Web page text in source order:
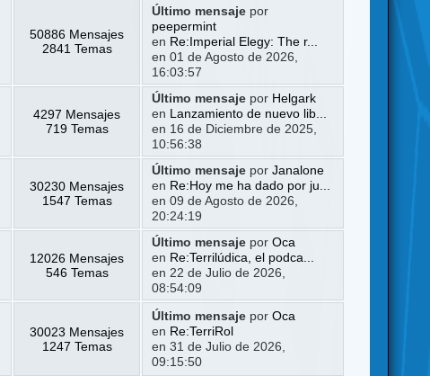
50886 Mensajes
2841 Temas
Último mensajepor
peepermint
en Re:Imperial Elegy: The r...
en 01 de Agosto de 2026,
16:03:57
4297 Mensajes
719 Temas
Último mensajepor Helgark
en
Lanzamiento de nuevo lib...
en 16 de Diciembre de 2025,
10:56:38
30230 Mensajes
1547 Temas
Último mensajepor Janalone
en Re:Hoy me ha dado por ju...
en 09 de Agosto de 2026,
20:24:19
12026 Mensajes
546 Temas
Último mensajepor Oca
en Re:Terrilúdica, el podca...
en 22 de Julio de 2026,
08:54:09
30023 Mensajes
1247 Temas
Último mensajepor Oca
en Re:TerriRol
en 31 de Julio de 2026,
09:15:50